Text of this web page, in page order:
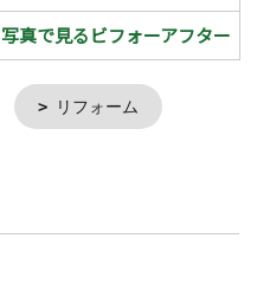
写真で見るビフォーアフター
リフォーム